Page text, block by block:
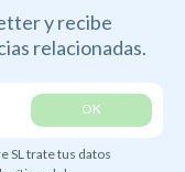
y recibe
relacionadas.
SL trate tus datos